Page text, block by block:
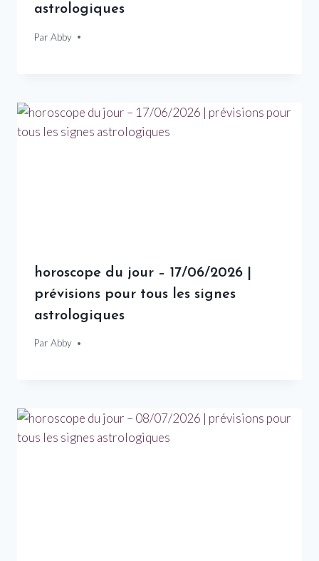
astrologiques
Par Abby
10 janvier 2026
horoscope du jour – 17/06/2026 |
prévisions pour tous les signes
astrologiques
Par Abby
17 juin 2026